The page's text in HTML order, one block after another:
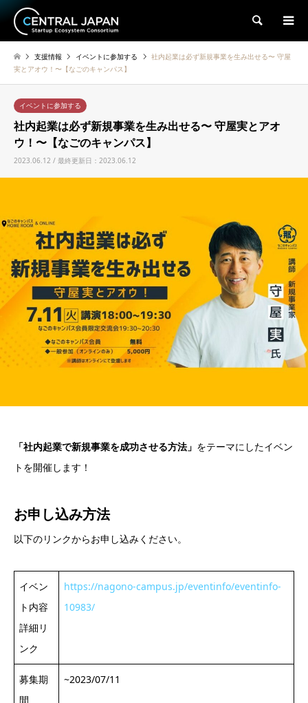
検索
支援情報 イベントに参加する
社内起業は必ず新規事業を生み出せる〜 守屋
実とアオウ！〜【なごのキャンパス】
イベントに参加する
社内起業は必ず新規事業を生み出せる〜 守屋実とアオ
ウ！〜【なごのキャンパス】
2023.06.12 / 最終更新日：2023.06.12
「社内起業で新規事業を成功させる方法」 をテーマにしたイベン
トを開催します！
お申し込み方法
以下のリンクからお申し込みください。
イベン
ト内容
詳細リ
ンク
https://nagono-campus.jp/eventinfo/eventinfo-
10983/
募集期
間
~2023/07/11